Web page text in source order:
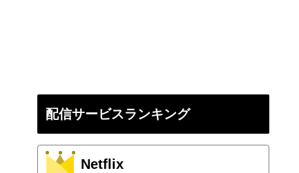
配信サービスランキング
Netflix